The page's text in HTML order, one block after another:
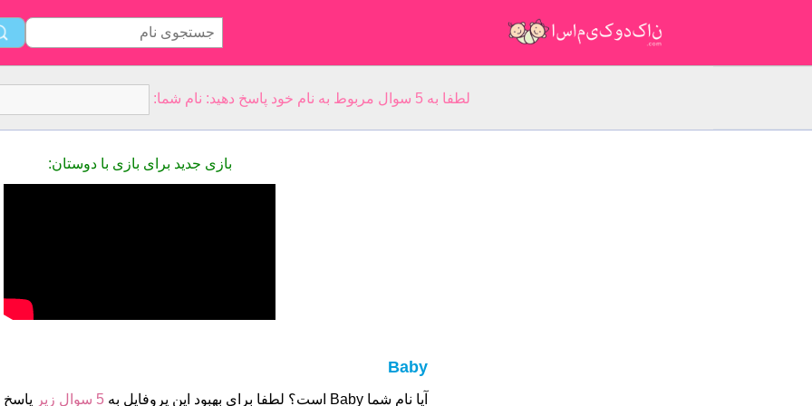
لطفا به 5 سوال مربوط به نام خود پاسخ دهید: نام شما:
بازی جدید برای بازی با دوستان:
Baby
آیا نام شما Baby است؟ لطفا برای بهبود این پروفایل به 5 سوال زیر پاسخ